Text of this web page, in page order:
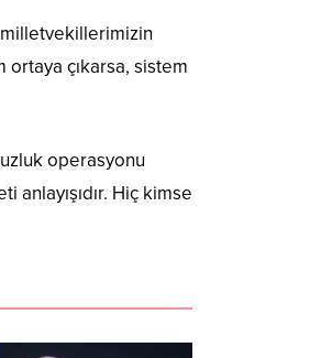
milletvekillerimizin
ortaya çıkarsa, sistem
operasyonu
Hiç kimse